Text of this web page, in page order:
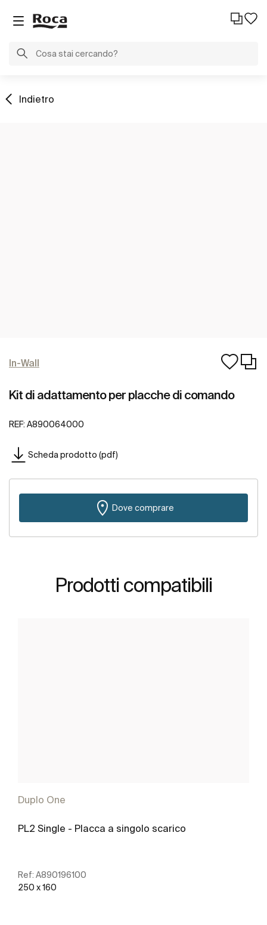
Indietro
In-Wall
Kit di adattamento per placche di comando
REF: A890064000
Scheda prodotto (pdf)
Dove comprare
Prodotti compatibili
Duplo One
PL2 Single - Placca a singolo scarico
Ref: A890196100
250 x 160